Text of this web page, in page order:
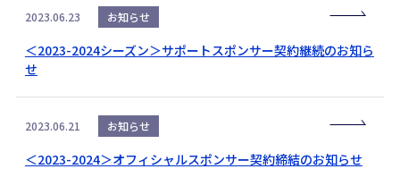
2023.06.23 お知らせ
＜2023-2024シーズン＞サポートスポンサー契約継続のお知ら
せ
2023.06.21 お知らせ
＜2023-2024＞オフィシャルスポンサー契約締結のお知らせ